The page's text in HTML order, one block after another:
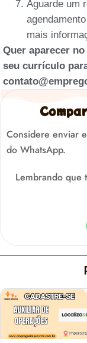
Aguarde um
mais
Quer aparecer
seu currículo
Considere enviar
do WhatsApp.
Lembrando que